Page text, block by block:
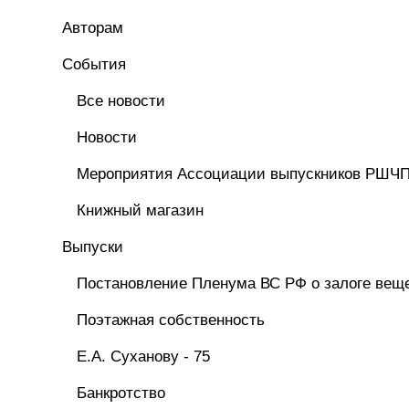
Авторам
Cобытия
Все новости
Новости
Мероприятия Ассоциации выпускников
Книжный магазин
Выпуски
Постановление Пленума ВС РФ о залоге
Поэтажная собственность
Е.А. Суханову - 75
Банкротство